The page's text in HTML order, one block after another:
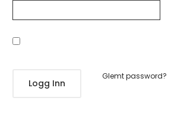
Logg Inn
Glemt password?